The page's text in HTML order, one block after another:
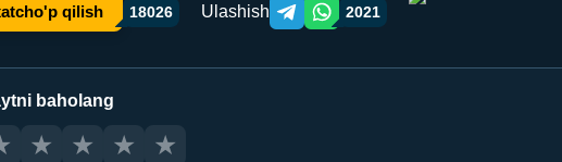
qilish 18026 Ulashish Telegram orqali ulashish
WhatsApp orqali ulashish
2021
baholang
★ ★ ★ ★